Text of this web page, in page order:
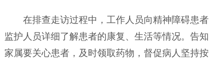
在排查走访过程中，工作人员向精神障碍患者
监护人员详细了解患者的康复、生活等情况。告知
家属要关心患者，及时领取药物，督促病人坚持按